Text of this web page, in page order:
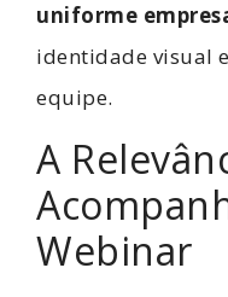
uniforme
identidade visual
equipe.
A
Webinar